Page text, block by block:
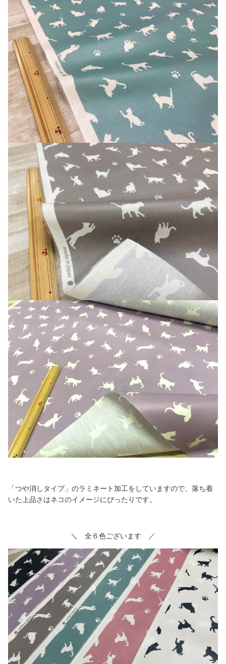
「つや消しタイプ」のラミネート加工をしていますので、落ち着
いた上品さはネコのイメージにぴったりです。
＼ 全６色ございます ／